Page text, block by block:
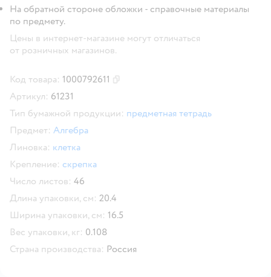
На обратной стороне обложки - справочные материалы
по предмету.
Цены в интернет-магазине могут отличаться
от розничных магазинов.
Код товара: 1000792611
Артикул: 61231
Тип бумажной продукции: предметная тетрадь
Предмет: Алгебра
Линовка: клетка
Крепление: скрепка
Число листов: 46
Длина упаковки, см: 20.4
Ширина упаковки, см: 16.5
Вес упаковки, кг: 0.108
Страна производства: Россия